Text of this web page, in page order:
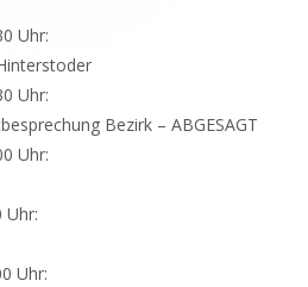
Uhr:
Uhr:
Bezirk – ABGESAGT
Uhr:
Uhr:
Uhr: